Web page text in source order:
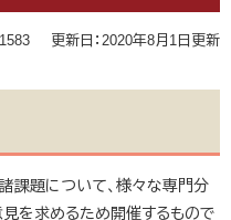
更新日：2020年8月1日更新
課題について、様々な専門分
を求めるため開催するもので